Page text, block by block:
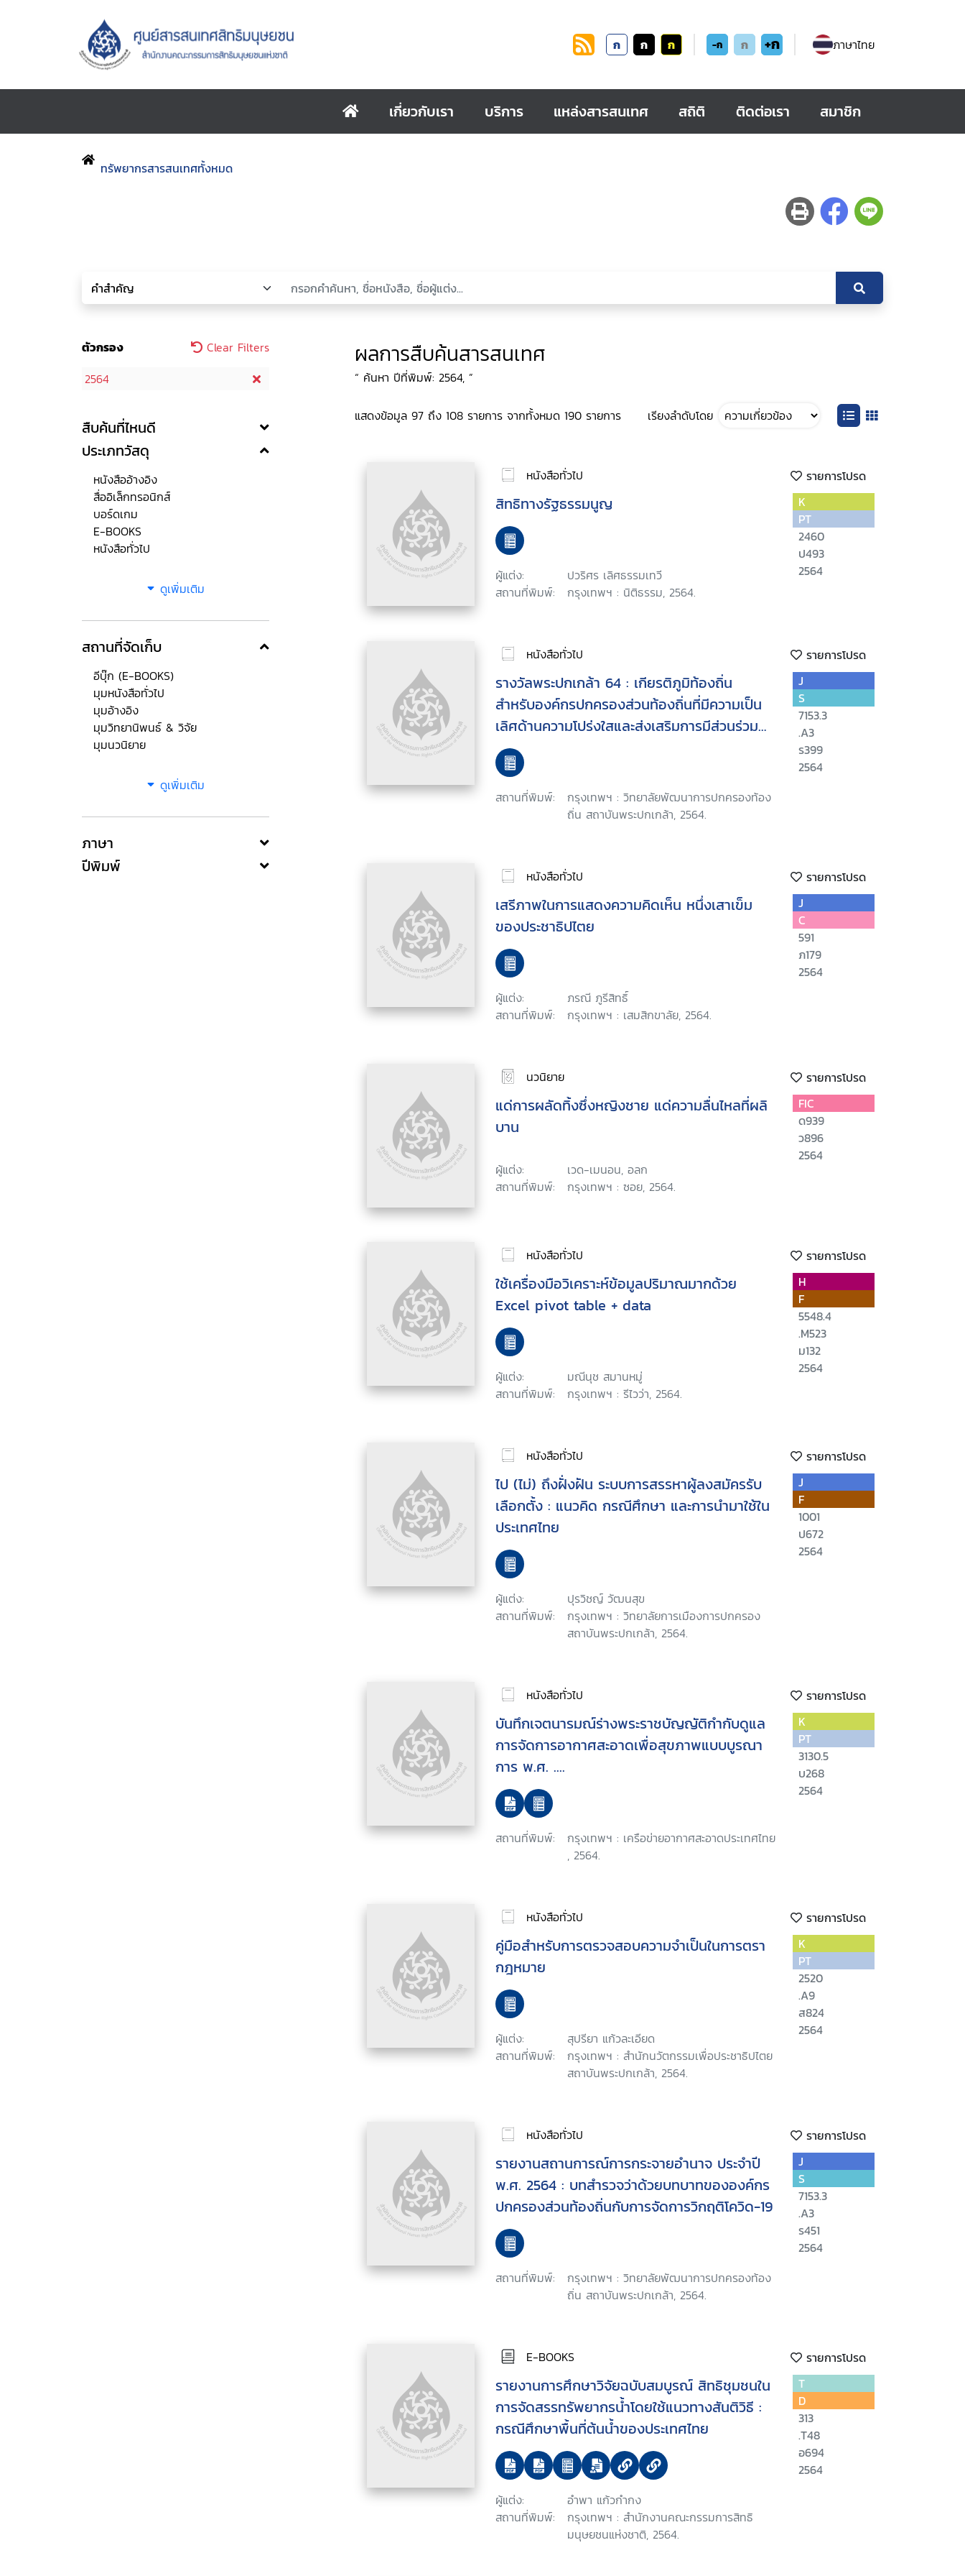
ก ก ก -ก ก +ก ภาษาไทย
เกี่ยวกับเรา บริการ แหล่งสารสนเทศ สถิติ ติดต่อเรา สมาชิก
ทรัพยากรสารสนเทศทั้งหมด
ตัวกรอง
Clear Filters
2564
สืบค้นที่ไหนดี
ประเภทวัสดุ
หนังสืออ้างอิง
สื่ออิเล็กทรอนิกส์
บอร์ดเกม
E-BOOKS
หนังสือทั่วไป
ดูเพิ่มเติม
สถานที่จัดเก็บ
อีบุ๊ก (E-BOOKS)
มุมหนังสือทั่วไป
มุมอ้างอิง
มุมวิทยานิพนธ์ & วิจัย
มุมนวนิยาย
ดูเพิ่มเติม
ภาษา
ปีพิมพ์
ผลการสืบค้นสารสนเทศ
“ ค้นหา ปีที่พิมพ์: 2564, ”
แสดงข้อมูล 97 ถึง 108 รายการ จากทั้งหมด 190 รายการ เรียงลำดับโดย
หนังสือทั่วไป รายการโปรด
สิทธิทางรัฐธรรมนูญ
ผู้แต่ง:
ปวริศร เลิศธรรมเทวี
สถานที่พิมพ์:
กรุงเทพฯ : นิติธรรม, 2564.
K
PT
2460
ป493
2564
หนังสือทั่วไป รายการโปรด
รางวัลพระปกเกล้า 64 : เกียรติภูมิท้องถิ่น
สำหรับองค์กรปกครองส่วนท้องถิ่นที่มีความเป็น
เลิศด้านความโปร่งใสและส่งเสริมการมีส่วนร่วม
ของประชาชนด้านการเสริมสร้างสันติสุขและความ
สมานฉันท์ด้านการเสริมสร้างเครือข่าย รัฐ
เอกชน และประชาสังคม
สถานที่พิมพ์:
กรุงเทพฯ : วิทยาลัยพัฒนาการปกครองท้อง
ถิ่น สถาบันพระปกเกล้า, 2564.
J
S
7153.3
.A3
ร399
2564
หนังสือทั่วไป รายการโปรด
เสรีภาพในการแสดงความคิดเห็น หนึ่งเสาเข็ม
ของประชาธิปไตย
ผู้แต่ง:
ภรณี ภูรีสิทธิ์
สถานที่พิมพ์:
กรุงเทพฯ : เสมสิกขาลัย, 2564.
J
C
591
ภ179
2564
นวนิยาย รายการโปรด
แด่การผลัดทิ้งซึ่งหญิงชาย แด่ความลื่นไหลที่ผลิ
บาน
ผู้แต่ง:
เวด-เมนอน, อลก
สถานที่พิมพ์:
กรุงเทพฯ : ซอย, 2564.
FIC
ด939
ว896
2564
หนังสือทั่วไป รายการโปรด
ใช้เครื่องมือวิเคราะห์ข้อมูลปริมาณมากด้วย
Excel pivot table + data
ผู้แต่ง:
มณีนุช สมานหมู่
สถานที่พิมพ์:
กรุงเทพฯ : รีไวว่า, 2564.
H
F
5548.4
.M523
ม132
2564
หนังสือทั่วไป รายการโปรด
ไป (ไม่) ถึงฝั่งฝัน ระบบการสรรหาผู้ลงสมัครรับ
เลือกตั้ง : แนวคิด กรณีศึกษา และการนำมาใช้ใน
ประเทศไทย
ผู้แต่ง:
ปุรวิชญ์ วัฒนสุข
สถานที่พิมพ์:
กรุงเทพฯ : วิทยาลัยการเมืองการปกครอง
สถาบันพระปกเกล้า, 2564.
J
F
1001
ป672
2564
หนังสือทั่วไป รายการโปรด
บันทึกเจตนารมณ์ร่างพระราชบัญญัติกำกับดูแล
การจัดการอากาศสะอาดเพื่อสุขภาพแบบบูรณา
การ พ.ศ. ....
สถานที่พิมพ์:
กรุงเทพฯ : เครือข่ายอากาศสะอาดประเทศไทย
, 2564.
K
PT
3130.5
บ268
2564
หนังสือทั่วไป รายการโปรด
คู่มือสำหรับการตรวจสอบความจำเป็นในการตรา
กฎหมาย
ผู้แต่ง:
สุปรียา แก้วละเอียด
สถานที่พิมพ์:
กรุงเทพฯ : สำนักนวัตกรรมเพื่อประชาธิปไตย
สถาบันพระปกเกล้า, 2564.
K
PT
2520
.A9
ส824
2564
หนังสือทั่วไป รายการโปรด
รายงานสถานการณ์การกระจายอำนาจ ประจำปี
พ.ศ. 2564 : บทสำรวจว่าด้วยบทบาทขององค์กร
ปกครองส่วนท้องถิ่นกับการจัดการวิกฤติโควิด-19
สถานที่พิมพ์:
กรุงเทพฯ : วิทยาลัยพัฒนาการปกครองท้อง
ถิ่น สถาบันพระปกเกล้า, 2564.
J
S
7153.3
.A3
ร451
2564
E-BOOKS รายการโปรด
รายงานการศึกษาวิจัยฉบับสมบูรณ์ สิทธิชุมชนใน
การจัดสรรทรัพยากรน้ำโดยใช้แนวทางสันติวิธี :
กรณีศึกษาพื้นที่ต้นน้ำของประเทศไทย
ผู้แต่ง:
อำพา แก้วกำกง
สถานที่พิมพ์:
กรุงเทพฯ : สำนักงานคณะกรรมการสิทธิ
มนุษยชนแห่งชาติ, 2564.
T
D
313
.T48
อ694
2564